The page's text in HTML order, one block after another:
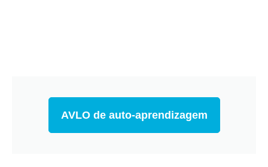
AVLO de auto-aprendizagem